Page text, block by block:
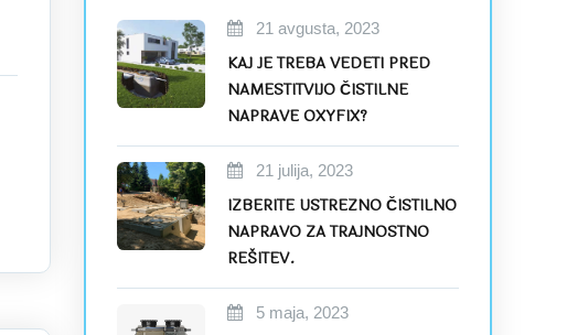
21 avgusta, 2023
KAJ JE TREBA VEDETI PRED
NAMESTITVIJO ČISTILNE
NAPRAVE OXYFIX?
21 julija, 2023
IZBERITE USTREZNO ČISTILNO
NAPRAVO ZA TRAJNOSTNO
REŠITEV.
5 maja, 2023